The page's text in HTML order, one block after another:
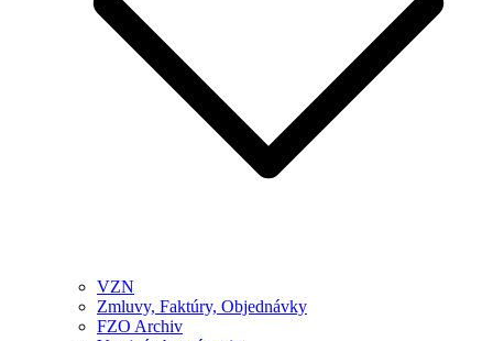
VZN
Zmluvy, Faktúry, Objednávky
FZO Archiv